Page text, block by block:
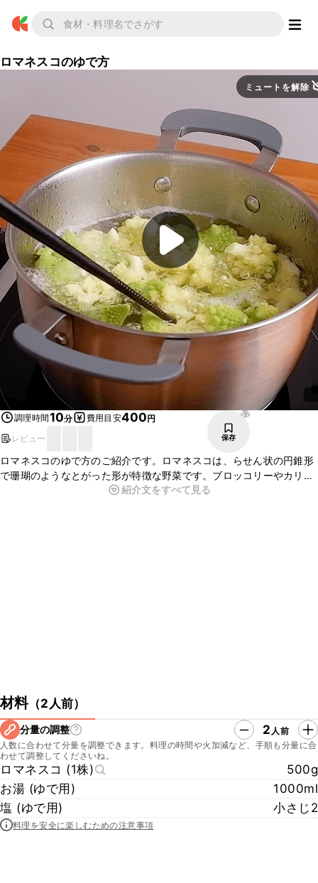
ロマネスコのゆで方
ミュートを解除
調理時間10分 費用目安400円
レビュー
57
保存
ロマネスコのゆで方のご紹介です。ロマネスコは、らせん状の円錐形
で珊瑚のようなとがった形が特徴な野菜です。ブロッコリーやカリフ
ラワーなどにも似ています。ゆでる前は黄緑色ですが、ゆでると翡翠
紹介文をすべて見る
材料（2人前）
分量の調整 2 人前
人数に合わせて分量を調整できます。料理の時間や火加減など、手順も分量に合
わせて調整してくださいね。
ロマネスコ (1株)
500g
お湯 (ゆで用)
1000ml
塩 (ゆで用)
小さじ2
料理を安全に楽しむための注意事項